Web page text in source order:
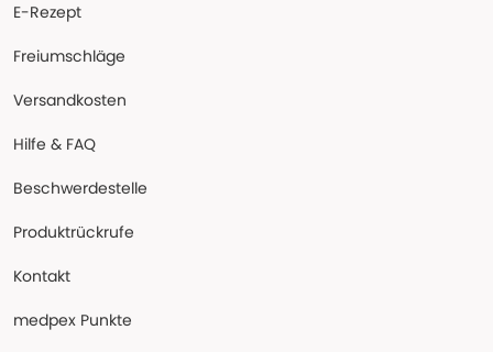
E-Rezept
Freiumschläge
Versandkosten
Hilfe & FAQ
Beschwerdestelle
Produktrückrufe
Kontakt
medpex Punkte